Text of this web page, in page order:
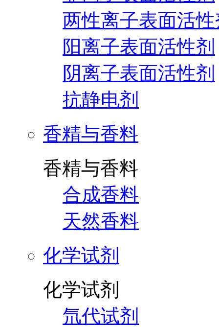
两性离子表面活
阳离子表面活性剂
阴离子表面活性剂
抗静电剂
香精与香料
香精与香料
合成香料
天然香料
化学试剂
化学试剂
氘代试剂